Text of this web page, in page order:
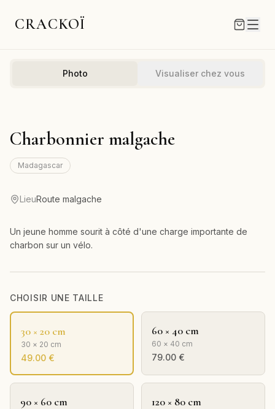
CRACKOÏ
Photo Visualiser chez vous
Charbonnier malgache
Madagascar
LieuRoute malgache
Un jeune homme sourit à côté d'une charge importante de
charbon sur un vélo.
CHOISIR UNE TAILLE
30 × 20 cm
30 × 20 cm
49.00 €
60 × 40 cm
60 × 40 cm
79.00 €
90 × 60 cm 120 × 80 cm